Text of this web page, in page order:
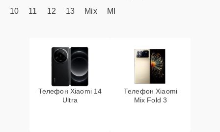
10
11 12 13 Mix MI
Телефон Xiaomi 14
Ultra
Телефон Xiaomi
Mix Fold 3